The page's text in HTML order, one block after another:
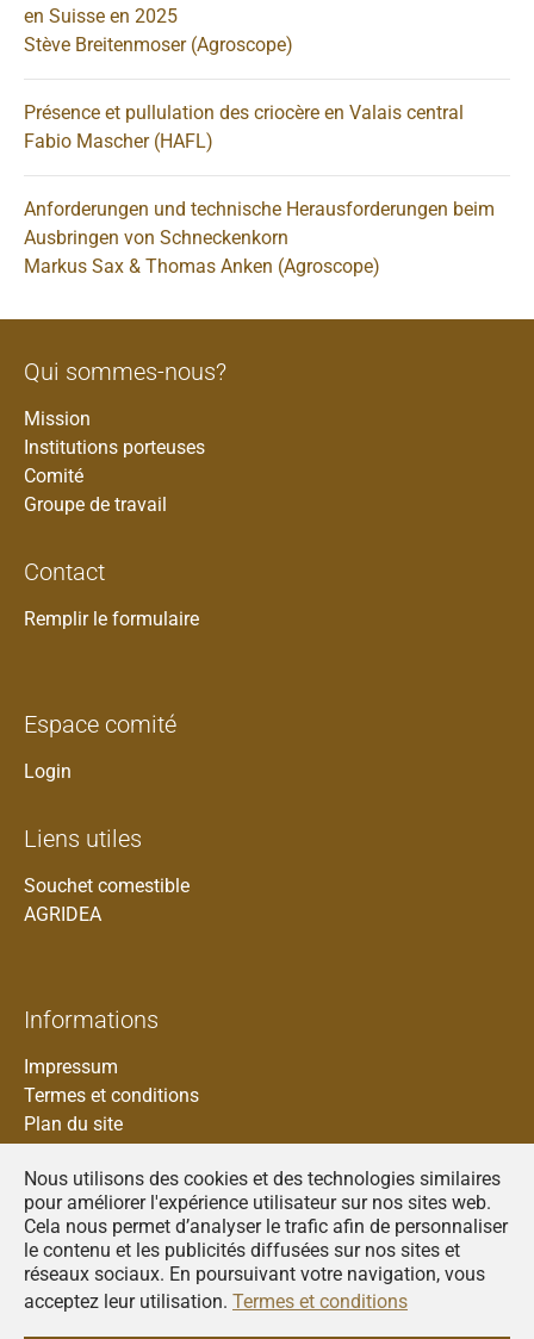
Nous utilisons des cookies et des technologies similaires
pour améliorer l'expérience utilisateur sur nos sites web.
Cela nous permet d’analyser le trafic afin de personnaliser
le contenu et les publicités diffusées sur nos sites et
réseaux sociaux. En poursuivant votre navigation, vous
acceptez leur utilisation. Termes et conditions
en Suisse en 2025
Stève Breitenmoser (Agroscope)
Présence et pullulation des criocère en Valais central
Fabio Mascher (HAFL)
Anforderungen und technische Herausforderungen beim
Ausbringen von Schneckenkorn
Markus Sax & Thomas Anken (Agroscope)
Qui sommes-nous?
Mission
Institutions porteuses
Comité
Groupe de travail
Contact
Remplir le formulaire
Espace comité
Login
Liens utiles
Souchet comestible
AGRIDEA
Informations
Impressum
Termes et conditions
Plan du site
Francais
Deutsch
Italiano